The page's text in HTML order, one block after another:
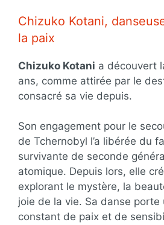
Chizuko Kotani,
la paix
Chizuko Kotani a découvert
ans, comme attirée par le
consacré sa vie depuis.
Son engagement pour le
de Tchernobyl l’a libérée du
survivante de seconde
atomique. Depuis lors, elle
explorant le mystère, la
joie de la vie. Sa danse porte
constant de paix et de